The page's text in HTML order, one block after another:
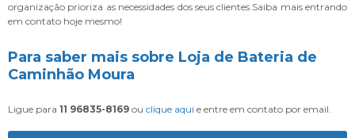
organização prioriza as necessidades dos seus clientes.Saiba mais entrando
em contato hoje mesmo!
Para saber mais sobre Loja de Bateria de
Caminhão Moura
Ligue para 11 96835-8169 ou clique aqui e entre em contato por email.